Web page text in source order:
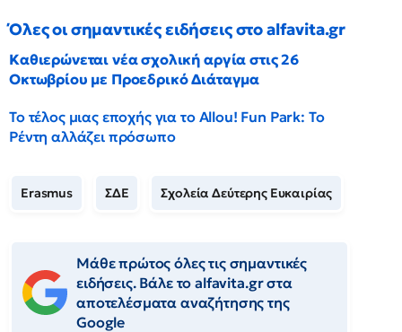
Όλες οι σημαντικές ειδήσεις στο alfavita.gr
Καθιερώνεται νέα σχολική αργία στις 26
Οκτωβρίου με Προεδρικό Διάταγμα
Το τέλος μιας εποχής για το Allou! Fun Park: Το
Ρέντη αλλάζει πρόσωπο
Erasmus ΣΔΕ Σχολεία Δεύτερης Ευκαιρίας
Μάθε πρώτος όλες τις σημαντικές
ειδήσεις. Βάλε το alfavita.gr στα
αποτελέσματα αναζήτησης της
Google